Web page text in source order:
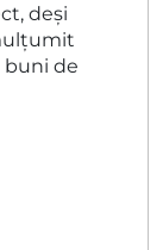
deși
buni de